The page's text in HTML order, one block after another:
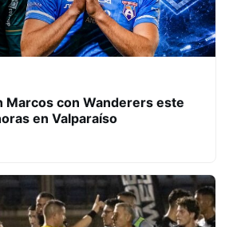
Marcos con Wanderers este
en Valparaíso